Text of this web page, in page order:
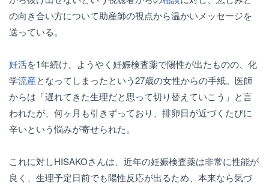
の向き合い方について助産師の視点から温かいメッセージを
送っている。
妊活を1年続け、ようやく妊娠検査薬で陽性が出たものの、化
学流産となってしまったという27歳の女性からの手紙。医師
からは「遅れてきた生理だと思って切り替えていこう」と言
われたが、何ヶ月も引きずっており、排卵日が近づくたびに
辛いという悩みが寄せられた。
これに対しHISAKOさんは、近年の妊娠検査薬は非常に性能が
良く、生理予定日前でも陽性反応が出るため、本来なら気づ